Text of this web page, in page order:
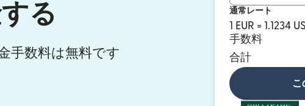
る
手数料は無料です
通常レート
1 EUR = 1.1234
手数料
合計
こ